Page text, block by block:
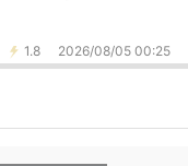
1.8 2026/08/05 00:25